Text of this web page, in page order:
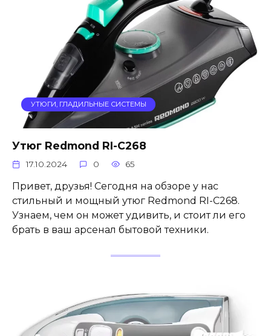
УТЮГИ, ГЛАДИЛЬНЫЕ СИСТЕМЫ
Утюг Redmond RI-C268
17.10.2024 0 65
Привет, друзья! Сегодня на обзоре у нас
стильный и мощный утюг Redmond RI-C268.
Узнаем, чем он может удивить, и стоит ли его
брать в ваш арсенал бытовой техники.